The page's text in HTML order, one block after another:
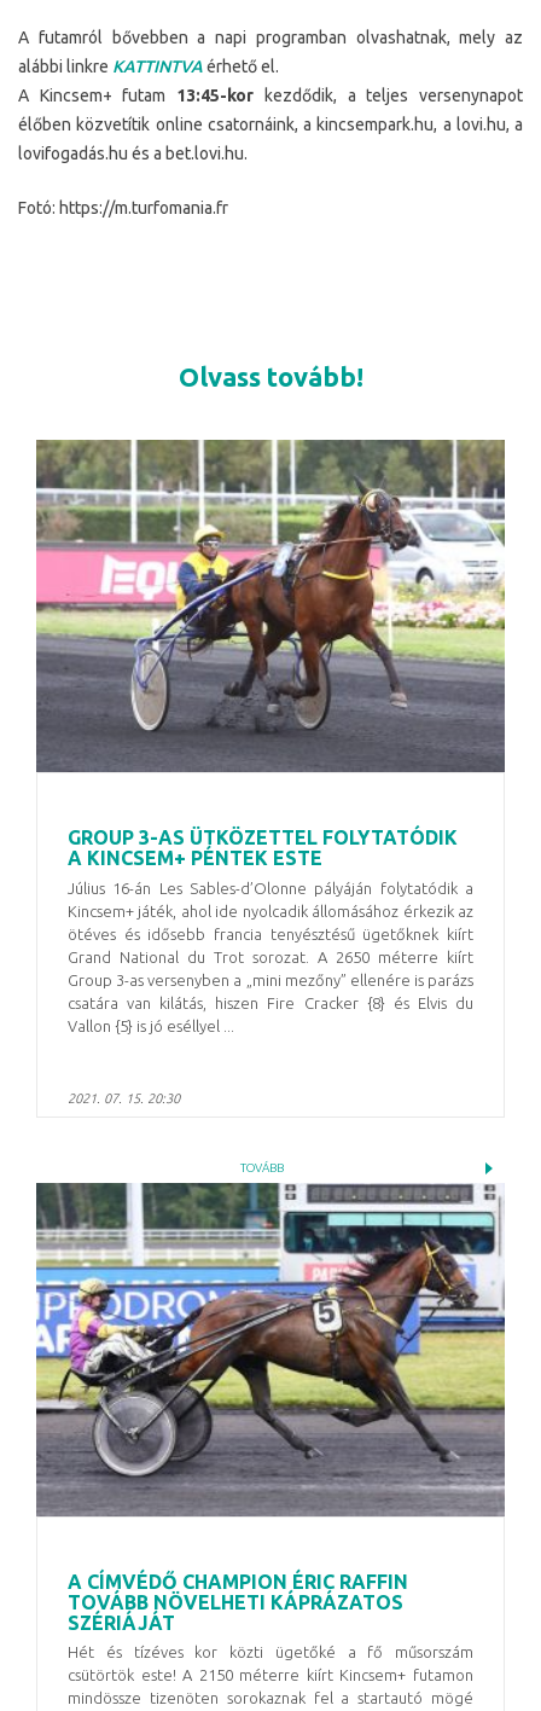
A futamról bővebben a napi programban olvashatnak, mely az
alábbi linkre KATTINTVAérhető el.
A Kincsem+ futam 13:45-kor
kezdődik, a teljes versenynapot
élőben közvetítik online csatornáink, a kincsempark.hu, a lovi.hu, a
lovifogadás.hu és a bet.lovi.hu.
Fotó: https://m.turfomania.fr
Olvass tovább!
GROUP 3-AS ÜTKÖZETTEL FOLYTATÓDIK
A KINCSEM+ PÉNTEK ESTE
Július 16-án Les Sables-d’Olonne pályáján folytatódik a
Kincsem+ játék, ahol ide nyolcadik állomásához érkezik az
ötéves és idősebb francia tenyésztésű ügetőknek kiírt
Grand National du Trot sorozat. A 2650 méterre kiírt
Group 3-as versenyben a „mini mezőny” ellenére is parázs
csatára van kilátás, hiszen Fire Cracker {8} és Elvis du
Vallon {5} is jó eséllyel ...
2021. 07. 15. 20:30
TOVÁBB
A CÍMVÉDŐ CHAMPION ÉRIC RAFFIN
TOVÁBB NÖVELHETI KÁPRÁZATOS
SZÉRIÁJÁT
Hét és tízéves kor közti ügetőké a fő műsorszám
csütörtök este! A 2150 méterre kiírt Kincsem+ futamon
mindössze tizenöten sorokaznak fel a startautó mögé